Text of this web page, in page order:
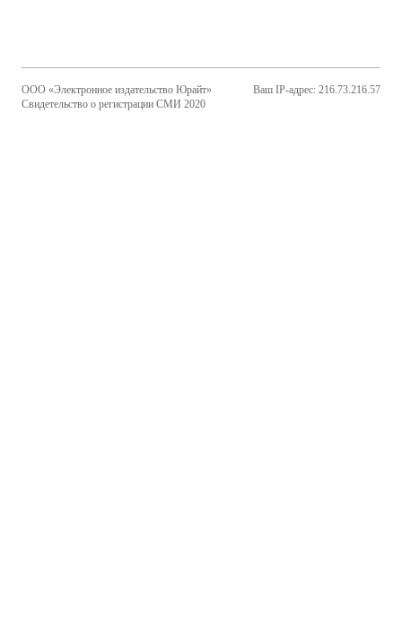
ООО «Электронное издательство Юрайт»
Свидетельство о регистрации СМИ 2020
Ваш IP-адрес: 216.73.216.57